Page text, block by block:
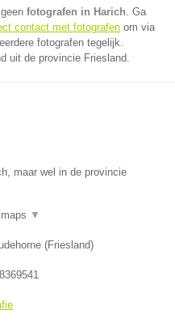
fotografen in Harich. Ga
contact met fotografen om via
fotografen tegelijk.
uit de provincie Friesland.
maar wel in de provincie
▼
(Friesland)